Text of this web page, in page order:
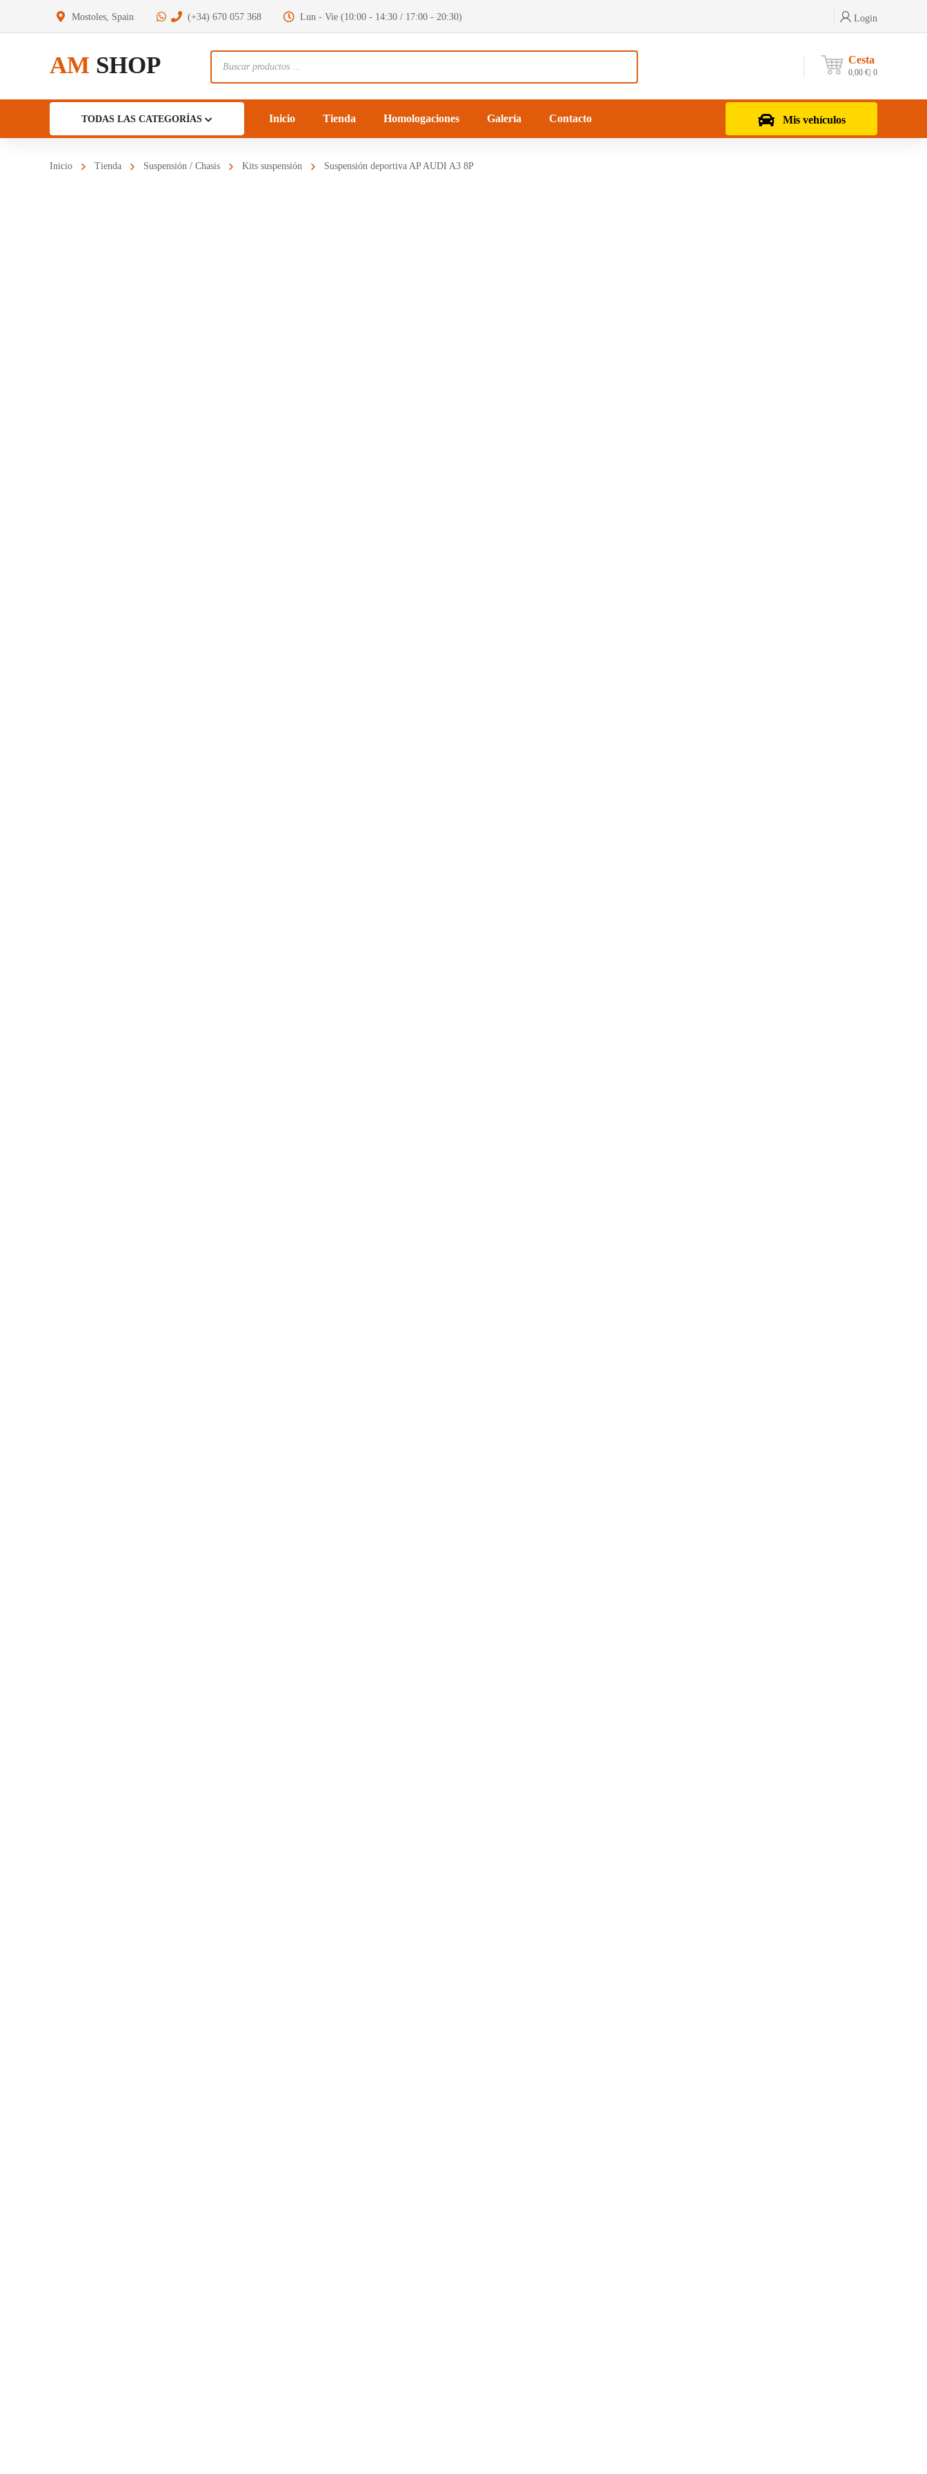
Mostoles, Spain (+34) 670 057 368 Lun - Vie (10:00 - 14:30 / 17:00 - 20:30) Login
AM SHOP Cesta
0,00 € 0
de
productos
Mis vehículos
TODAS LAS CATEGORÍAS Inicio Tienda Homologaciones Galería Contacto
Inicio Tienda Suspensión / Chasis Kits suspensión Suspensión deportiva AP AUDI A3 8P